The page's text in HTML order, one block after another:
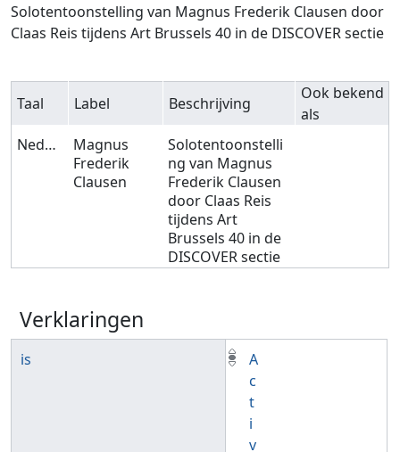
Ga naar:navigatie,zoeken
Solotentoonstelling van Magnus Frederik Clausen door
Claas Reis tijdens Art Brussels 40 in de DISCOVER sectie
Taal Label Beschrijving
Ook bekend
als
Nederlands
Magnus
Frederik
Clausen
Solotentoonstelli
ng van Magnus
Frederik Clausen
door Claas Reis
tijdens Art
Brussels 40 in de
DISCOVER sectie
Verklaringen
is
A
c
t
i
v